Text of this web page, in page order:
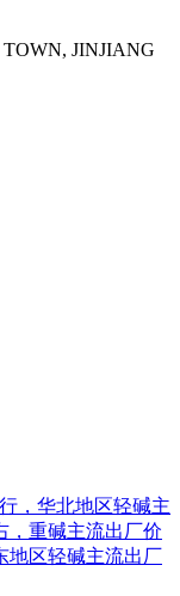
JINJIANG
，华北地区轻碱主
，重碱主流出厂价
地区轻碱主流出厂